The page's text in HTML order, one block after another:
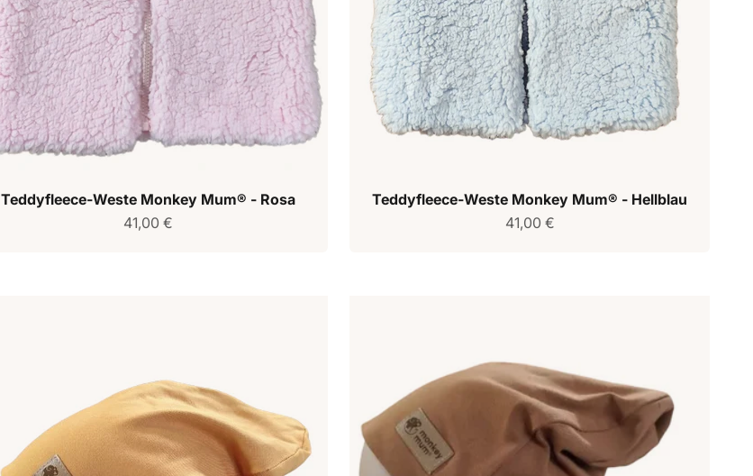
Teddyfleece-Weste Monkey Mum® - Rosa
Verkaufspreis
41,00 €
Teddyfleece-Weste Monkey Mum® - Hellblau
Verkaufspreis
41,00 €